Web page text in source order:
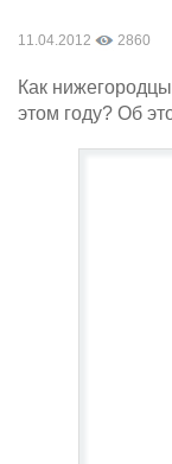
11.04.2012 2860
Как
этом году? Об